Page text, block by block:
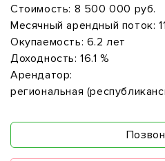
Стоимость: 8 500 000 руб.
Месячный арендный поток:
Окупаемость: 6.2 лет
Доходность: 16.1 %
Арендатор:
региональная